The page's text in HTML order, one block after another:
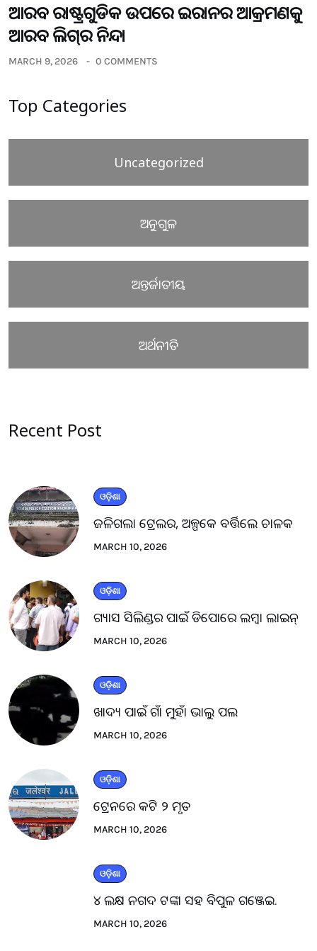
ଆରବ ରାଷ୍ଟ୍ରଗୁଡିକ ଉପରେ ଇରାନର ଆକ୍ରମଣକୁ
ଆରବ ଲିଗ୍‌ର ନିନ୍ଦା
MARCH 9, 2026 0 COMMENTS
Top Categories
Uncategorized
ଅନୁଗୁଳ
ଅନ୍ତର୍ଜାତୀୟ
ଅର୍ଥନୀତି
Recent Post
ଓଡ଼ିଶା
ଜଳିଗଲା ଟ୍ରେଲର, ଅଳ୍ପକେ ବର୍ତ୍ତିଲେ ଚାଳକ
MARCH 10, 2026
ଓଡ଼ିଶା
ଗ୍ୟାସ ସିଲିଣ୍ଡର ପାଇଁ ଡିପୋରେ ଲମ୍ବା ଲାଇନ୍
MARCH 10, 2026
ଓଡ଼ିଶା
ଖାଦ୍ୟ ପାଇଁ ଗାଁ ମୁହାଁ ଭାଲୁ ପଲ
MARCH 10, 2026
ଓଡ଼ିଶା
ଟ୍ରେନରେ କଟି ୨ ମୃତ
MARCH 10, 2026
ଓଡ଼ିଶା
୪ ଲକ୍ଷ ନଗଦ ଟଙ୍କା ସହ ବିପୁଳ ଗଞ୍ଜେଇ.
MARCH 10, 2026